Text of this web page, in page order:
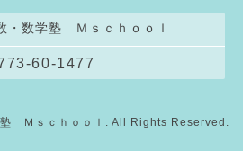
・数学塾 Ｍｓｃｈｏｏｌ
60-1477
Ｍｓｃｈｏｏｌ . All Rights Reserved.